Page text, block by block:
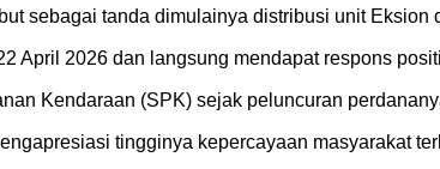
sebagai tanda dimulainya distribusi unit Eksion
April 2026 dan langsung mendapat respons
Kendaraan (SPK) sejak peluncuran
tingginya kepercayaan masyarakat